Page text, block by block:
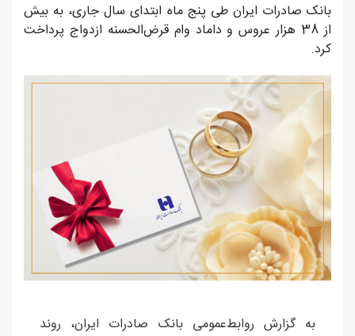
بانک صادرات ایران طی پنج ماه ابتدای سال جاری، به بیش
از 38 هزار عروس و داماد وام قرض‌الحسنه ازدواج پرداخت
کرد.
به گزارش روابط‌عمومی بانک صادرات ایران، روند